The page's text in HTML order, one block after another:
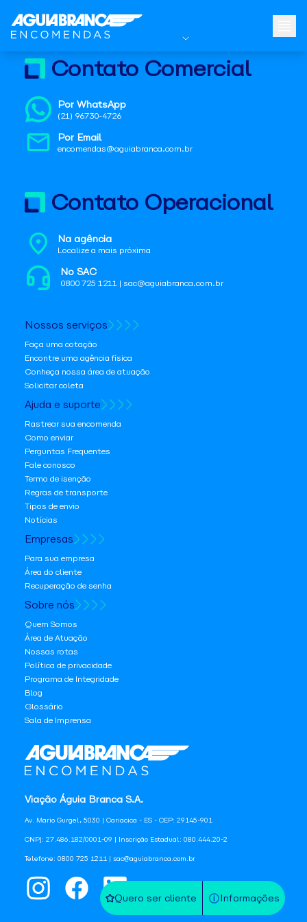
Quero ser cliente Informações
Viação Águia Branca S.A.
Av. Mario Gurgel, 5030 | Cariacica - ES - CEP: 29145-901
CNPJ: 27.486.182/0001-09 | Inscrição Estadual: 080.444.20-2
Telefone: 0800 725 1211 | sac@aguiabranca.com.br
Contato Comercial
Por WhatsApp
(21) 96730-4726
Por Email
encomendas@aguiabranca.com.br
Contato Operacional
Na agência
Localize a mais próxima
No SAC
0800 725 1211 | sac@aguiabranca.com.br
Nossos serviços
Faça uma cotação
Encontre uma agência física
Conheça nossa área de atuação
Solicitar coleta
Ajuda e suporte
Rastrear sua encomenda
Como enviar
Perguntas Frequentes
Fale conosco
Termo de isenção
Regras de transporte
Tipos de envio
Notícias
Empresas
Para sua empresa
Área do cliente
Recuperação de senha
Sobre nós
Quem Somos
Área de Atuação
Nossas rotas
Política de privacidade
Programa de Integridade
Blog
Glossário
Sala de Imprensa